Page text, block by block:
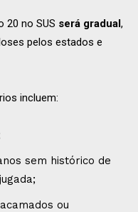
20 no SUS será gradual,
pelos estados e
incluem:
sem histórico de
ou